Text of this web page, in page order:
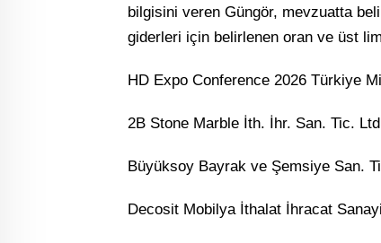
bilgisini veren Güngör, mevzuatta
giderleri için belirlenen oran ve üst
HD Expo Conference 2026 Türkiye
2B Stone Marble İth. İhr. San. Tic.
Büyüksoy Bayrak ve Şemsiye San.
Decosit Mobilya İthalat İhracat